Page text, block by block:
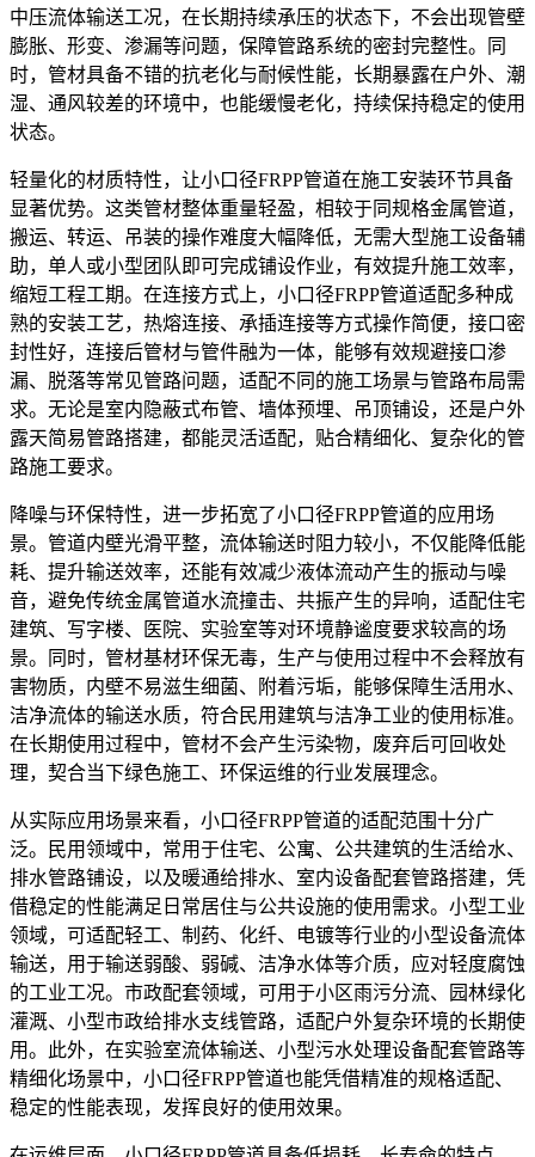
中压流体输送工况，在长期持续承压的状态下，不会出现管壁
膨胀、形变、渗漏等问题，保障管路系统的密封完整性。同
时，管材具备不错的抗老化与耐候性能，长期暴露在户外、潮
湿、通风较差的环境中，也能缓慢老化，持续保持稳定的使用
状态。
轻量化的材质特性，让小口径FRPP管道在施工安装环节具备
显著优势。这类管材整体重量轻盈，相较于同规格金属管道，
搬运、转运、吊装的操作难度大幅降低，无需大型施工设备辅
助，单人或小型团队即可完成铺设作业，有效提升施工效率，
缩短工程工期。在连接方式上，小口径FRPP管道适配多种成
熟的安装工艺，热熔连接、承插连接等方式操作简便，接口密
封性好，连接后管材与管件融为一体，能够有效规避接口渗
漏、脱落等常见管路问题，适配不同的施工场景与管路布局需
求。无论是室内隐蔽式布管、墙体预埋、吊顶铺设，还是户外
露天简易管路搭建，都能灵活适配，贴合精细化、复杂化的管
路施工要求。
降噪与环保特性，进一步拓宽了小口径FRPP管道的应用场
景。管道内壁光滑平整，流体输送时阻力较小，不仅能降低能
耗、提升输送效率，还能有效减少液体流动产生的振动与噪
音，避免传统金属管道水流撞击、共振产生的异响，适配住宅
建筑、写字楼、医院、实验室等对环境静谧度要求较高的场
景。同时，管材基材环保无毒，生产与使用过程中不会释放有
害物质，内壁不易滋生细菌、附着污垢，能够保障生活用水、
洁净流体的输送水质，符合民用建筑与洁净工业的使用标准。
在长期使用过程中，管材不会产生污染物，废弃后可回收处
理，契合当下绿色施工、环保运维的行业发展理念。
从实际应用场景来看，小口径FRPP管道的适配范围十分广
泛。民用领域中，常用于住宅、公寓、公共建筑的生活给水、
排水管路铺设，以及暖通给排水、室内设备配套管路搭建，凭
借稳定的性能满足日常居住与公共设施的使用需求。小型工业
领域，可适配轻工、制药、化纤、电镀等行业的小型设备流体
输送，用于输送弱酸、弱碱、洁净水体等介质，应对轻度腐蚀
的工业工况。市政配套领域，可用于小区雨污分流、园林绿化
灌溉、小型市政给排水支线管路，适配户外复杂环境的长期使
用。此外，在实验室流体输送、小型污水处理设备配套管路等
精细化场景中，小口径FRPP管道也能凭借精准的规格适配、
稳定的性能表现，发挥良好的使用效果。